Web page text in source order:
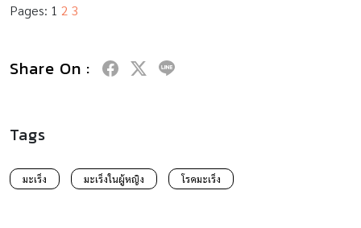
Pages: 1 2 3
Share On :
Tags
มะเร็ง มะเร็งในผู้หญิง โรคมะเร็ง